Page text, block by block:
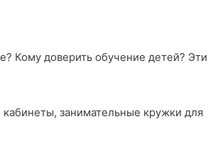
Кому доверить обучение детей? Эти
занимательные кружки для